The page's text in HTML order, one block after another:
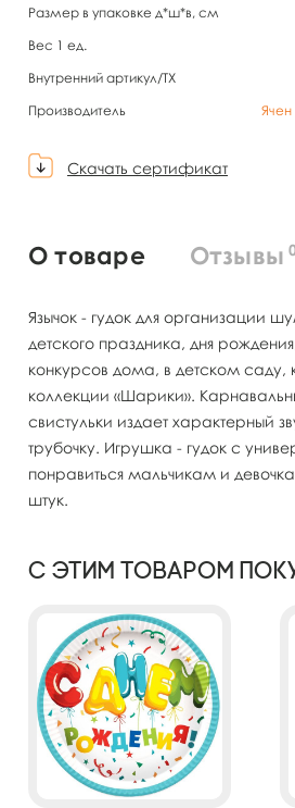
Размер в упаковке д*ш*в, см
Вес 1 ед.
Внутренний артикул/TX
Производитель
Скачать сертификат
О товаре Отзывы
Язычок - гудок для организации
детского праздника, дня
конкурсов дома, в детском
коллекции «Шарики».
свистульки издает характерный
трубочку. Игрушка - гудок с
понравиться мальчикам и
штук.
С этим товаром